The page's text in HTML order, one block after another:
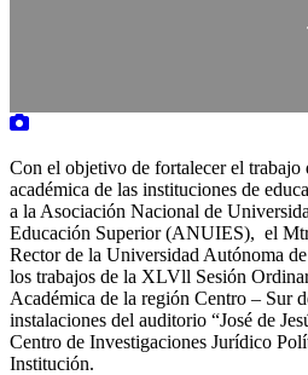
Con el objetivo de fortalecer el trabajo
académica de las instituciones de
a la Asociación Nacional de
Educación Superior (ANUIES), el
Rector de la Universidad Autónoma
los trabajos de la XLVll Sesión
Académica de la región Centro – Sur
instalaciones del auditorio “José de
Centro de Investigaciones Jurídico
Institución.